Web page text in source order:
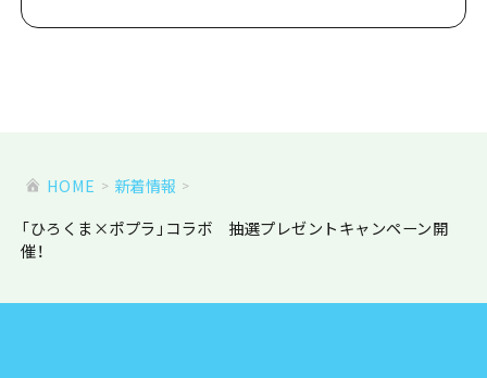
HOME
新着情報
「ひろくま×ポプラ」コラボ 抽選プレゼントキャンペーン開
催！